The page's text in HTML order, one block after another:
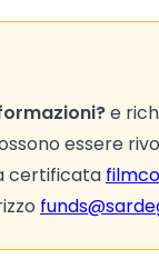
e
essere
certificata